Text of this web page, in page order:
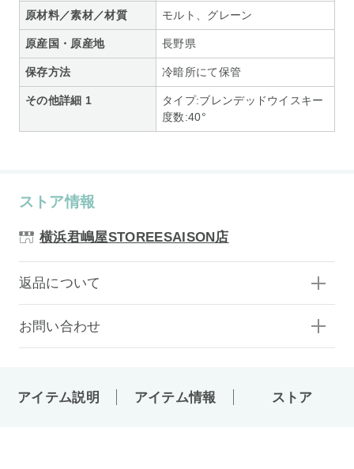
原材料／素材／材質 モルト、グレーン
原産国・原産地 長野県
保存方法 冷暗所にて保管
その他詳細 1
タイプ:ブレンデッドウイスキー
度数:40°
ストア情報
横浜君嶋屋STOREESAISON店
返品について
お問い合わせ
アイテム説明 アイテム情報 ストア